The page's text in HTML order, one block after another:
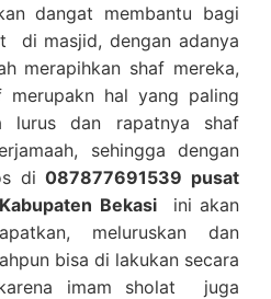
dangat membantu bagi
di masjid, dengan adanya
merapihkan shaf mereka,
hal yang paling
lurus dan rapatnya shaf
sehingga dengan
di087877691539 pusat
Bekasiini akan
meluruskan dan
bisa di lakukan secara
imam sholat juga